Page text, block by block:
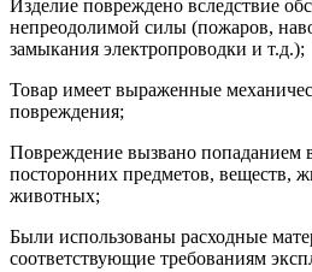
Изделие повреждено вследствие
непреодолимой силы (пожаров,
замыкания электропроводки и т.д.);
Товар имеет выраженные
повреждения;
Повреждение вызвано попаданием
посторонних предметов, веществ,
животных;
Были использованы расходные
соответствующие требованиям